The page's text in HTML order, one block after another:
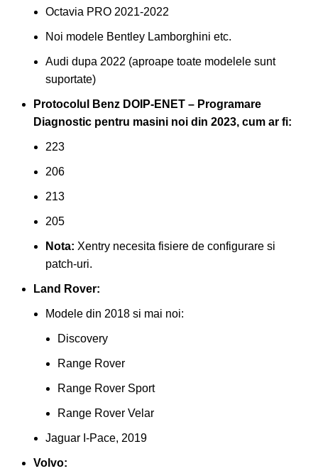
Octavia PRO 2021-2022
Noi modele Bentley Lamborghini etc.
Audi dupa 2022 (aproape toate modelele sunt
suportate)
Protocolul Benz DOIP-ENET – Programare
Diagnostic pentru masini noi din 2023, cum ar fi:
223
206
213
205
Nota: Xentry necesita fisiere de configurare si
patch-uri.
Land Rover:
Modele din 2018 si mai noi:
Discovery
Range Rover
Range Rover Sport
Range Rover Velar
Jaguar I-Pace, 2019
Volvo: